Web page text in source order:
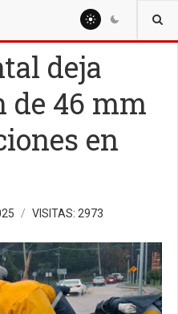
deja
de 46 mm
en
VISITAS: 2973